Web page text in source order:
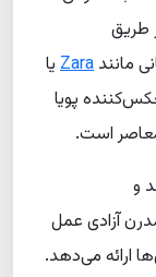
مانندZaraیا
پویا
است.
آزادی عمل
می‌دهد.